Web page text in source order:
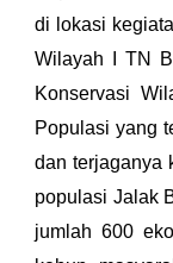
di lokasi
Wilayah I TN
Konservasi
Populasi yang
dan terjaganya
populasi Jalak
jumlah 600